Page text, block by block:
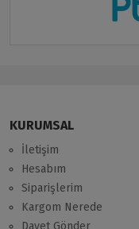
KURUMSAL
İletişim
Hesabım
Siparişlerim
Kargom Nerede
Davet Gönder